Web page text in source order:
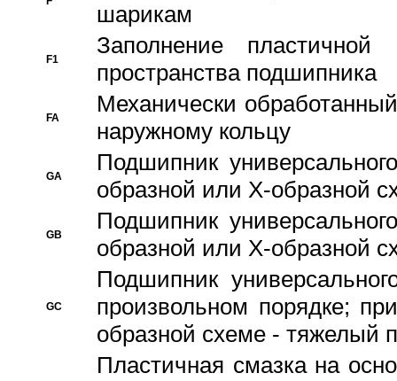
шарикам
F1
Заполнение
пространства подшипника
FA
Механически
наружному кольцу
GA
Подшипник
образной или Х-образной
GB
Подшипник
образной или Х-образной
GC
Подшипник
произвольном порядке;
образной схеме - тяжелый
Пластичная смазка на